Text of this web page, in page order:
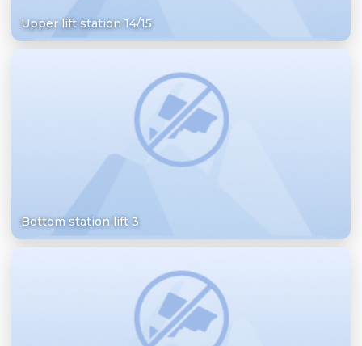
Upper lift station 14/15
Bottom station lift 3